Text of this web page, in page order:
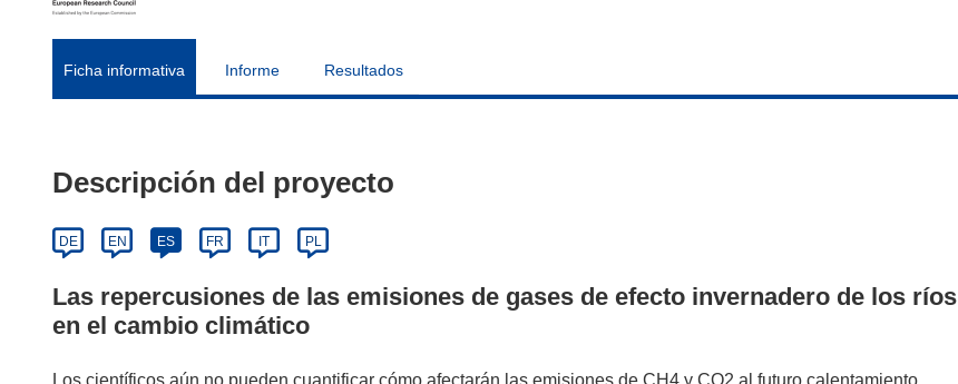
Ficha informativa Informe Resultados
Descripción del proyecto
DE EN ES FR IT PL
Las repercusiones de las emisiones de gases de efecto invernadero de los ríos
en el cambio climático
Los científicos aún no pueden cuantificar cómo afectarán las emisiones de CH4 y CO2 al futuro calentamiento